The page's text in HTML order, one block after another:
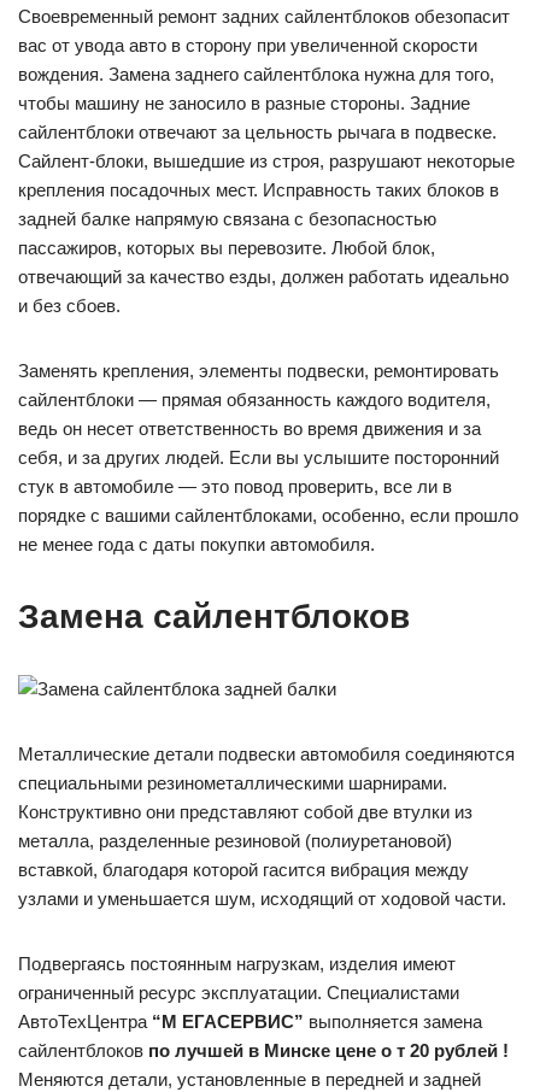
Своевременный ремонт задних сайлентблоков обезопасит
вас от увода авто в сторону при увеличенной скорости
вождения. Замена заднего сайлентблока нужна для того,
чтобы машину не заносило в разные стороны. Задние
сайлентблоки отвечают за цельность рычага в подвеске.
Сайлент-блоки, вышедшие из строя, разрушают некоторые
крепления посадочных мест. Исправность таких блоков в
задней балке напрямую связана с безопасностью
пассажиров, которых вы перевозите. Любой блок,
отвечающий за качество езды, должен работать идеально
и без сбоев.
Заменять крепления, элементы подвески, ремонтировать
сайлентблоки — прямая обязанность каждого водителя,
ведь он несет ответственность во время движения и за
себя, и за других людей. Если вы услышите посторонний
стук в автомобиле — это повод проверить, все ли в
порядке с вашими сайлентблоками, особенно, если прошло
не менее года с даты покупки автомобиля.
Замена сайлентблоков
Металлические детали подвески автомобиля соединяются
специальными резинометаллическими шарнирами.
Конструктивно они представляют собой две втулки из
металла, разделенные резиновой (полиуретановой)
вставкой, благодаря которой гасится вибрация между
узлами и уменьшается шум, исходящий от ходовой части.
Подвергаясь постоянным нагрузкам, изделия имеют
ограниченный ресурс эксплуатации. Специалистами
АвтоТехЦентра “М ЕГАСЕРВИС” выполняется замена
сайлентблоков по лучшей в Минске цене о т 20 рублей !
Меняются детали, установленные в передней и задней